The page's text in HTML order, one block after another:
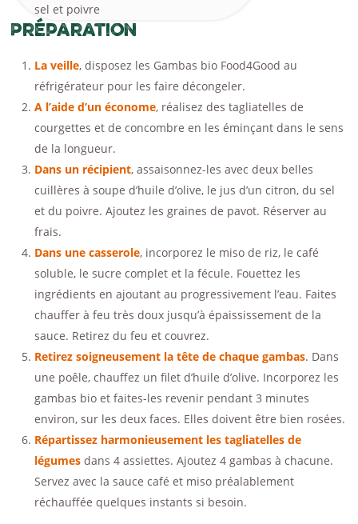
sel et poivre
Préparation
La veille, disposez les Gambas bio Food4Good au
réfrigérateur pour les faire décongeler.
A l’aide d’un économe, réalisez des tagliatelles de
courgettes et de concombre en les éminçant dans le sens
de la longueur.
Dans un récipient, assaisonnez-les avec deux belles
cuillères à soupe d’huile d’olive, le jus d’un citron, du sel
et du poivre. Ajoutez les graines de pavot. Réserver au
frais.
Dans une casserole, incorporez le miso de riz, le café
soluble, le sucre complet et la fécule. Fouettez les
ingrédients en ajoutant au progressivement l’eau. Faites
chauffer à feu très doux jusqu’à épaississement de la
sauce. Retirez du feu et couvrez.
Retirez soigneusement la tête de chaque gambas. Dans
une poêle, chauffez un filet d’huile d’olive. Incorporez les
gambas bio et faites-les revenir pendant 3 minutes
environ, sur les deux faces. Elles doivent être bien rosées.
Répartissez harmonieusement les tagliatelles de
légumes dans 4 assiettes. Ajoutez 4 gambas à chacune.
Servez avec la sauce café et miso préalablement
réchauffée quelques instants si besoin.